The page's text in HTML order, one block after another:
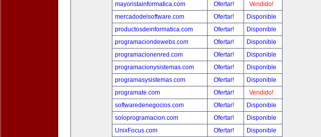
mayoristainformatica.com
Ofertar!
Vendido!
mercadodelsoftware.com
Ofertar!
Disponible
productosdeinformatica.com
Ofertar!
Disponible
programaciondewebs.com
Ofertar!
Disponible
programacionenred.com
Ofertar!
Disponible
programacionysistemas.com
Ofertar!
Disponible
programasysistemas.com
Ofertar!
Disponible
programate.com
Ofertar!
Vendido!
softwaredenegocios.com
Ofertar!
Disponible
soloprogramacion.com
Ofertar!
Disponible
UnixFocus.com
Ofertar!
Disponible